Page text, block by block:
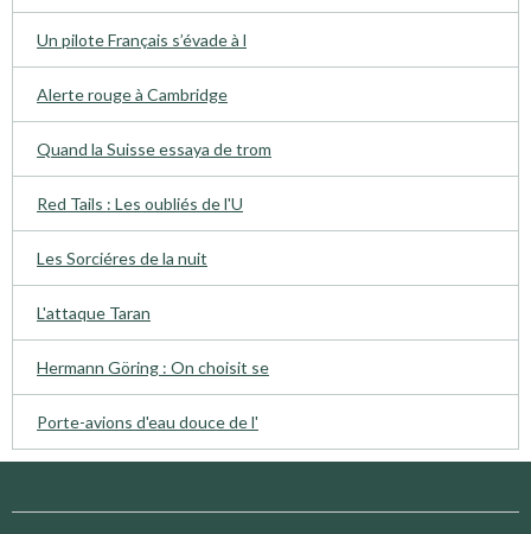
Un pilote Français s’évade à l
Alerte rouge à Cambridge
Quand la Suisse essaya de trom
Red Tails : Les oubliés de l'U
Les Sorciéres de la nuit
L'attaque Taran
Hermann Göring : On choisit se
Porte-avions d'eau douce de l'